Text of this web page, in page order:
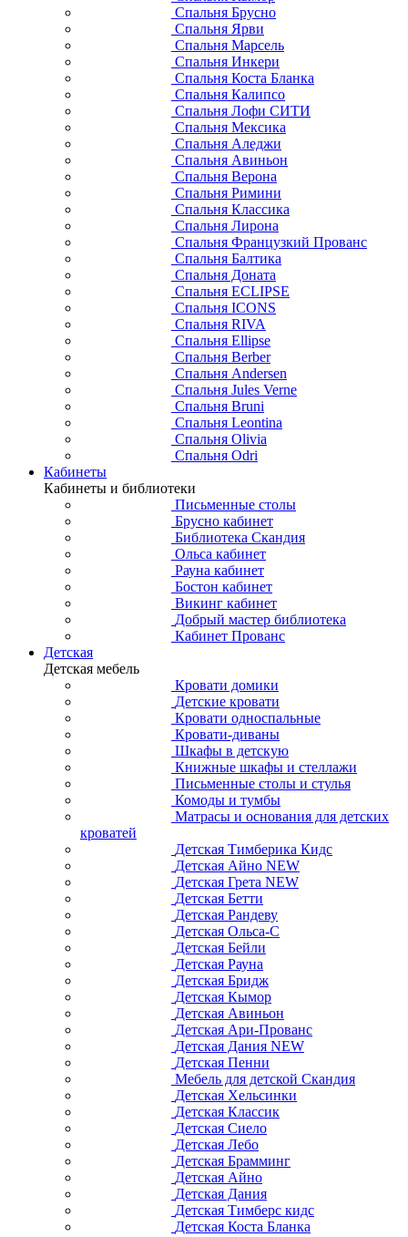
Спальня Брусно
Спальня Ярви
Спальня Марсель
Спальня Инкери
Спальня Коста Бланка
Спальня Калипсо
Спальня Лофи СИТИ
Спальня Мексика
Спальня Аледжи
Спальня Авиньон
Спальня Верона
Спальня Римини
Спальня Классика
Спальня Лирона
Спальня Французкий Прованс
Спальня Балтика
Спальня Доната
Спальня ECLIPSE
Спальня ICONS
Спальня RIVA
Спальня Ellipse
Спальня Berber
Спальня Andersen
Спальня Jules Verne
Спальня Bruni
Спальня Leontina
Спальня Olivia
Спальня Odri
Кабинеты
Кабинеты и библиотеки
Письменные столы
Брусно кабинет
Библиотека Скандия
Ольса кабинет
Рауна кабинет
Бостон кабинет
Викинг кабинет
Добрый мастер библиотека
Кабинет Прованс
Детская
Детская мебель
Кровати домики
Детские кровати
Кровати односпальные
Кровати-диваны
Шкафы в детскую
Книжные шкафы и стеллажи
Письменные столы и стулья
Комоды и тумбы
Матрасы и основания для детских
кроватей
Детская Тимберика Кидс
Детская Айно NEW
Детская Грета NEW
Детская Бетти
Детская Рандеву
Детская Ольса-С
Детская Бейли
Детская Рауна
Детская Бридж
Детская Кымор
Детская Авиньон
Детская Ари-Прованс
Детская Дания NEW
Детская Пенни
Мебель для детской Скандия
Детская Хельсинки
Детская Классик
Детская Сиело
Детская Лебо
Детская Брамминг
Детская Айно
Детская Дания
Детская Тимберс кидс
Детская Коста Бланка